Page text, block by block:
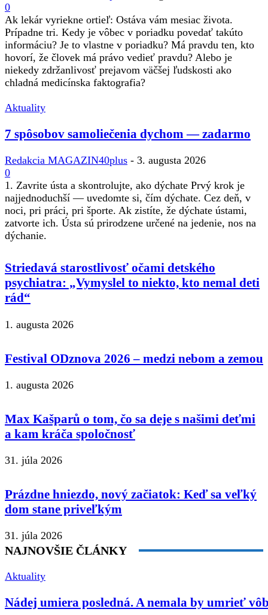
0
Ak lekár vyriekne ortieľ: Ostáva vám mesiac života.
Prípadne tri. Kedy je vôbec v poriadku povedať takúto
informáciu? Je to vlastne v poriadku? Má pravdu ten, kto
hovorí, že človek má právo vedieť pravdu? Alebo je
niekedy zdržanlivosť prejavom väčšej ľudskosti ako
chladná medicínska faktografia?
Aktuality
7 spôsobov samoliečenia dychom — zadarmo
Redakcia MAGAZIN40plus - 3. augusta 2026
0
1. Zavrite ústa a skontrolujte, ako dýchate Prvý krok je
najjednoduchší — uvedomte si, čím dýchate. Cez deň, v
noci, pri práci, pri športe. Ak zistíte, že dýchate ústami,
zatvorte ich. Ústa sú prirodzene určené na jedenie, nos na
dýchanie.
Striedavá starostlivosť očami detského
psychiatra: „Vymyslel to niekto, kto nemal deti
rád“
1. augusta 2026
Festival ODznova 2026 – medzi nebom a zemou
1. augusta 2026
Max Kašparů o tom, čo sa deje s našimi deťmi
a kam kráča spoločnosť
31. júla 2026
Prázdne hniezdo, nový začiatok: Keď sa veľký
dom stane priveľkým
31. júla 2026
NAJNOVŠIE ČLÁNKY
Aktuality
Nádej umiera posledná. A nemala by umrieť